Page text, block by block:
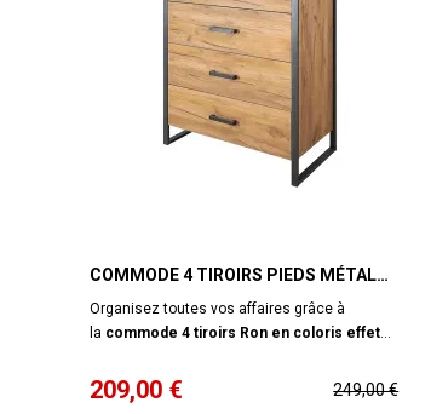
COMMODE 4 TIROIRS PIEDS MÉTAL
RON
Organisez toutes vos affaires grâce à
la commode 4 tiroirs Ron en coloris effet
commode s'intégrera parfaitement dans une
chambre, un séjour ou même une entrée. Les
209,00 € 249,00 €